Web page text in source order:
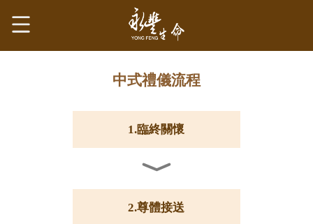
中式禮儀流程
1.臨終關懷
2.尊體接送